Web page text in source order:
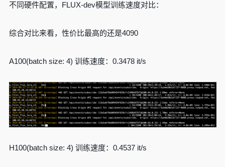
不同硬件配置，FLUX-dev模型训练速度对比：
综合对比来看，性价比最高的还是4090
A100(batch size: 4) 训练速度：0.3478 it/s
H100(batch size: 4) 训练速度：0.4537 it/s